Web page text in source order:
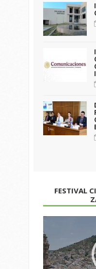
FESTIVAL
de
vídeo